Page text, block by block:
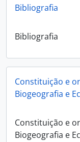
Bibliografia
Bibliografia
Constituição e
Biogeografia e
Constituição e
Biogeografia e